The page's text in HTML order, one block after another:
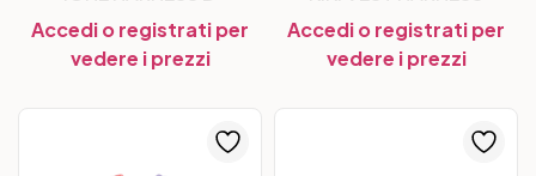
Accedi o registrati per
vedere i prezzi
Accedi o registrati per
vedere i prezzi